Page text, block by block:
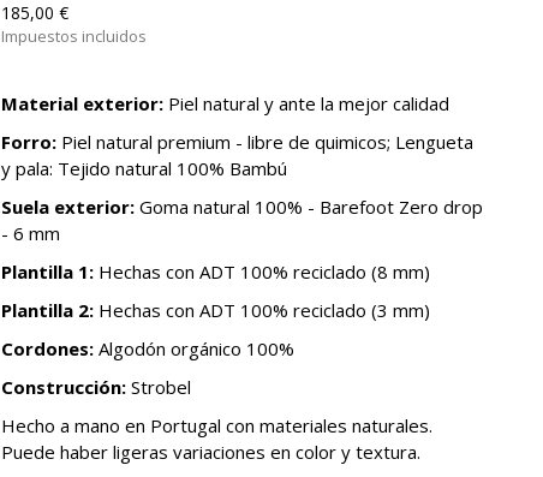
185,00 €
Impuestos incluidos
Material exterior: Piel natural y ante la mejor calidad
Forro: Piel natural premium - libre de quimicos; Lengueta
y pala: Tejido natural 100% Bambú
Suela exterior: Goma natural 100% - Barefoot Zero drop
- 6 mm
Plantilla 1: Hechas con ADT 100% reciclado (8 mm)
Plantilla 2: Hechas con ADT 100% reciclado (3 mm)
Cordones: Algodón orgánico 100%
Construcción: Strobel
Hecho a mano en Portugal con materiales naturales.
Puede haber ligeras variaciones en color y textura.